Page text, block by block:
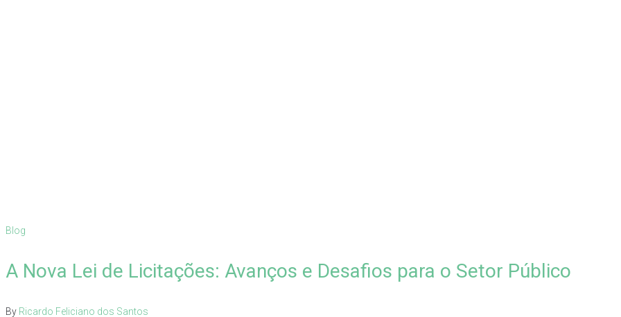
Blog
A Nova Lei de Licitações: Avanços e Desafios para o Setor Público
By Ricardo Feliciano dos Santos